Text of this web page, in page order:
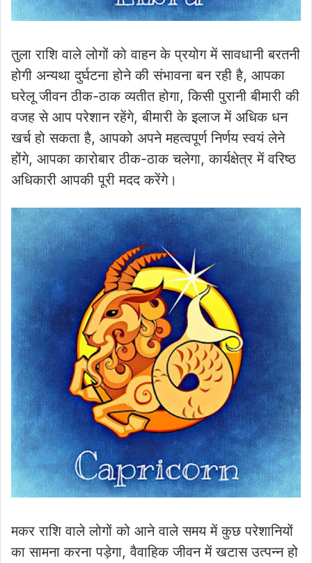
तुला राशि वाले लोगों को वाहन के प्रयोग में सावधानी बरतनी
होगी अन्यथा दुर्घटना होने की संभावना बन रही है, आपका
घरेलू जीवन ठीक-ठाक व्यतीत होगा, किसी पुरानी बीमारी की
वजह से आप परेशान रहेंगे, बीमारी के इलाज में अधिक धन
खर्च हो सकता है, आपको अपने महत्वपूर्ण निर्णय स्वयं लेने
होंगे, आपका कारोबार ठीक-ठाक चलेगा, कार्यक्षेत्र में वरिष्ठ
अधिकारी आपकी पूरी मदद करेंगे।
मकर राशि वाले लोगों को आने वाले समय में कुछ परेशानियों
का सामना करना पड़ेगा, वैवाहिक जीवन में खटास उत्पन्न हो